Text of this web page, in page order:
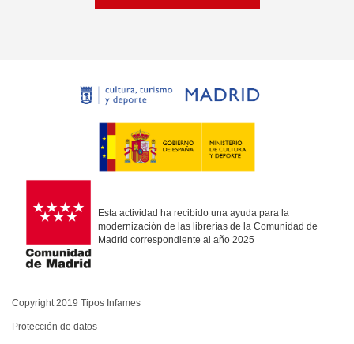
Esta actividad ha recibido una ayuda para la
modernización de las librerías de la Comunidad de
Madrid correspondiente al año 2025
Copyright 2019 Tipos Infames
Protección de datos